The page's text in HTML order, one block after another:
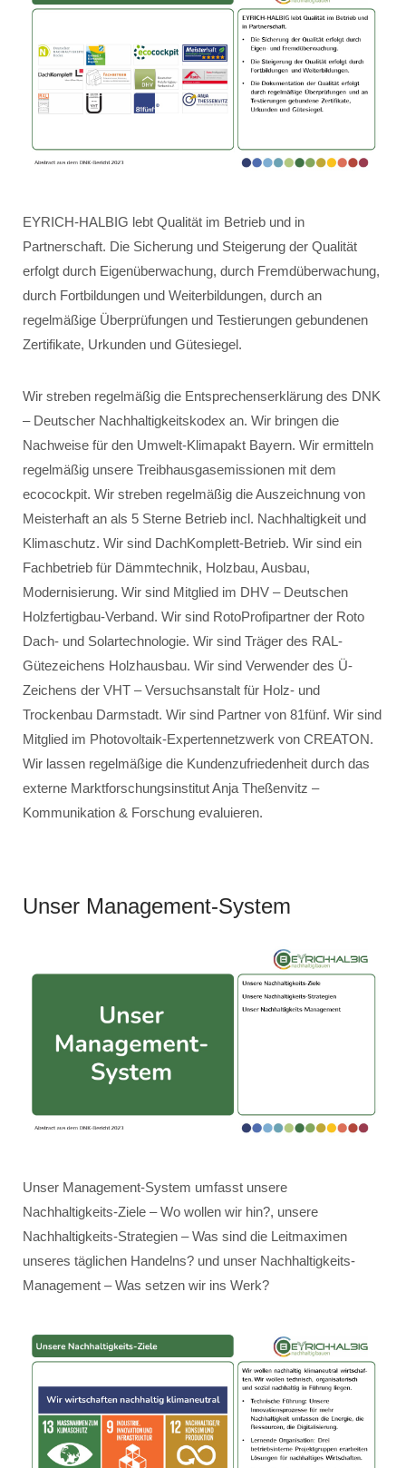
EYRICH-HALBIG lebt Qualität im Betrieb und in
Partnerschaft. Die Sicherung und Steigerung der Qualität
erfolgt durch Eigenüberwachung, durch Fremdüberwachung,
durch Fortbildungen und Weiterbildungen, durch an
regelmäßige Überprüfungen und Testierungen gebundenen
Zertifikate, Urkunden und Gütesiegel.
Wir streben regelmäßig die Entsprechenserklärung des DNK
– Deutscher Nachhaltigkeitskodex an. Wir bringen die
Nachweise für den Umwelt-Klimapakt Bayern. Wir ermitteln
regelmäßig unsere Treibhausgasemissionen mit dem
ecocockpit. Wir streben regelmäßig die Auszeichnung von
Meisterhaft an als 5 Sterne Betrieb incl. Nachhaltigkeit und
Klimaschutz. Wir sind DachKomplett-Betrieb. Wir sind ein
Fachbetrieb für Dämmtechnik, Holzbau, Ausbau,
Modernisierung. Wir sind Mitglied im DHV – Deutschen
Holzfertigbau-Verband. Wir sind RotoProfipartner der Roto
Dach- und Solartechnologie. Wir sind Träger des RAL-
Gütezeichens Holzhausbau. Wir sind Verwender des Ü-
Zeichens der VHT – Versuchsanstalt für Holz- und
Trockenbau Darmstadt. Wir sind Partner von 81fünf. Wir sind
Mitglied im Photovoltaik-Expertennetzwerk von CREATON.
Wir lassen regelmäßige die Kundenzufriedenheit durch das
externe Marktforschungsinstitut Anja Theßenvitz –
Kommunikation & Forschung evaluieren.
Unser Management-System
Unser Management-System umfasst unsere
Nachhaltigkeits-Ziele – Wo wollen wir hin?, unsere
Nachhaltigkeits-Strategien – Was sind die Leitmaximen
unseres täglichen Handelns? und unser Nachhaltigkeits-
Management – Was setzen wir ins Werk?